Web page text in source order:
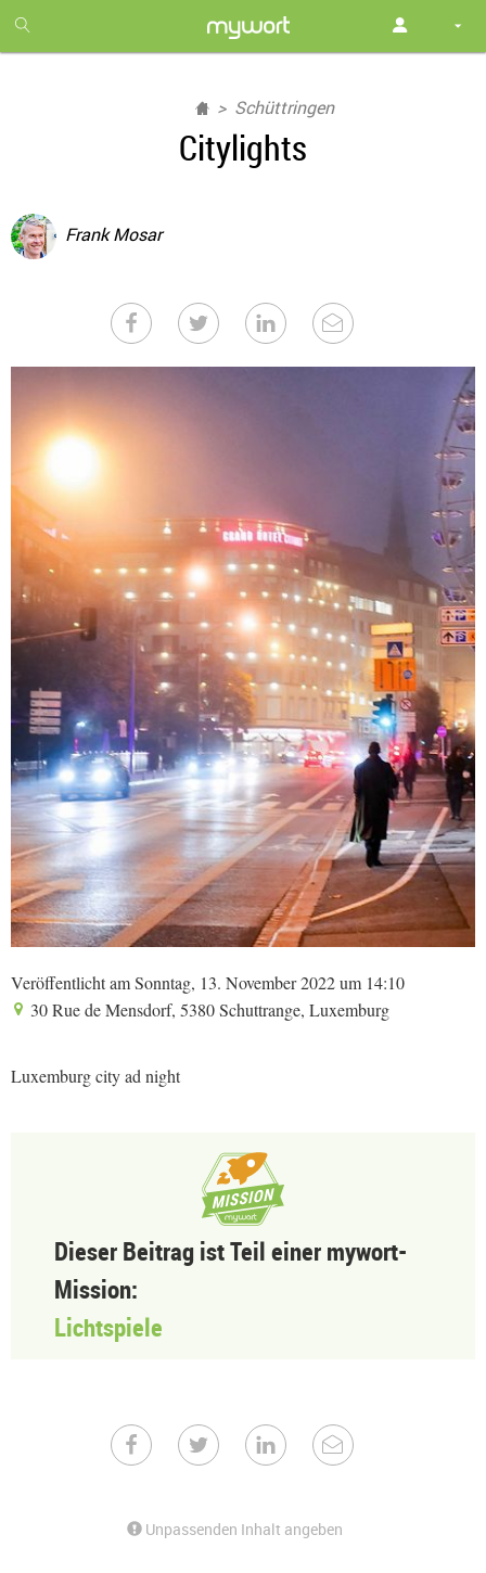
month
free
Schüttringen
Citylights
Frank Mosar
Veröffentlicht am Sonntag, 13. November 2022 um 14:10
30 Rue de Mensdorf, 5380 Schuttrange, Luxemburg
Luxemburg city ad night
Dieser Beitrag ist Teil einer mywort-
Mission:
Lichtspiele
Unpassenden Inhalt angeben